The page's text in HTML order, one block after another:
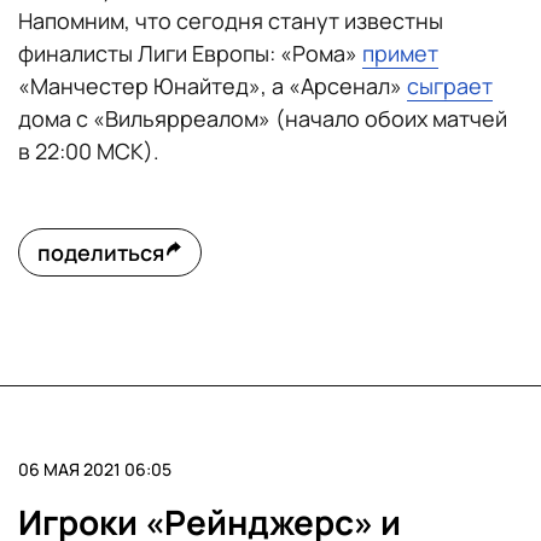
Напомним, что сегодня станут известны
финалисты Лиги Европы: «Рома» примет
«Манчестер Юнайтед», а «Арсенал» сыграет
дома с «Вильярреалом» (начало обоих матчей
в 22:00 МСК).
поделиться
06 МАЯ 2021 06:05
Игроки «Рейнджерс» и